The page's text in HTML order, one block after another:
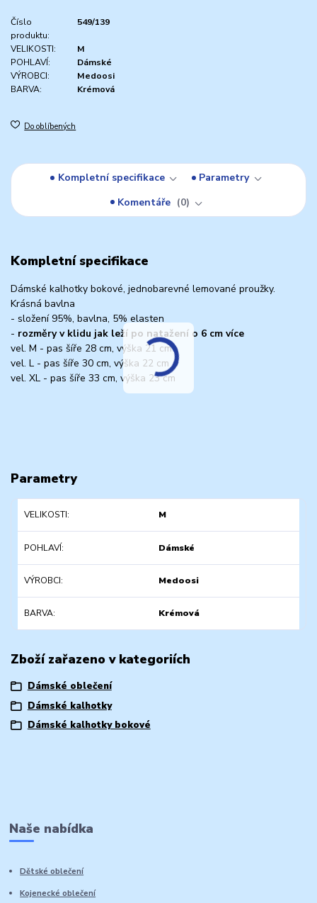
Číslo
produktu:
549/139
VELIKOSTI:
M
POHLAVÍ:
Dámské
VÝROBCI:
Medoosi
BARVA:
Krémová
Do oblíbených
Kompletní specifikace
Parametry
Komentáře
0
Kompletní specifikace
Dámské kalhotky bokové, jednobarevné lemované proužky.
Krásná bavlna
- složení 95%, bavlna, 5% elasten
- rozměry v klidu jak leží po natažení o 6 cm více
vel. M - pas šíře 28 cm, výška 21 cm
vel. L - pas šíře 30 cm, výška 22 cm
vel. XL - pas šíře 33 cm, výška 23 cm
Parametry
VELIKOSTI M
POHLAVÍ Dámské
VÝROBCI Medoosi
BARVA Krémová
Zboží zařazeno v kategoriích
Dámské oblečení
Dámské kalhotky
Dámské kalhotky bokové
Naše nabídka
Dětské oblečení
Kojenecké oblečení